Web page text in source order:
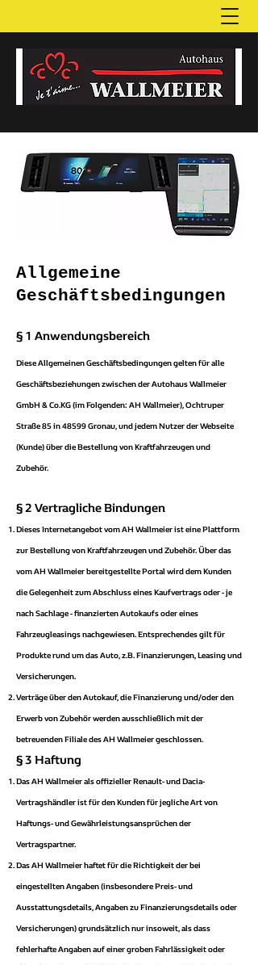
Allgemeine
Geschäftsbedingungen
§ 1 Anwendungsbereich
Diese Allgemeinen Geschäftsbedingungen gelten für alle
Geschäftsbeziehungen zwischen der Autohaus Wallmeier
GmbH & Co.KG (im Folgenden: AH Wallmeier), Ochtruper
Straße 85 in 48599 Gronau, und jedem Nutzer der Webseite
(Kunde) über die Bestellung von Kraftfahrzeugen und
Zubehör.
§ 2 Vertragliche Bindungen
Dieses Internetangebot vom AH Wallmeier ist eine Plattform
zur Bestellung von Kraftfahrzeugen und Zubehör. Über das
vom AH Wallmeier bereitgestellte Portal wird dem Kunden
die Gelegenheit zum Abschluss eines Kaufvertrags oder - je
nach Sachlage - finanzierten Autokaufs oder eines
Fahrzeugleasings nachgewiesen. Entsprechendes gilt für
Produkte rund um das Auto, z.B. Finanzierungen, Leasing und
Versicherungen.
Verträge über den Autokauf, die Finanzierung und/oder den
Erwerb von Zubehör werden ausschließlich mit der
betreuenden Filiale des AH Wallmeier geschlossen.
§ 3 Haftung
Das AH Wallmeier als offizieller Renault- und Dacia-
Vertragshändler ist für den Kunden für jegliche Art von
Haftungs- und Gewährleistungsansprüchen der
Vertragspartner.
Das AH Wallmeier haftet für die Richtigkeit der bei
eingestellten Angaben (insbesondere Preis- und
Ausstattungsdetails, Angaben zu Finanzierungsdetails oder
Versicherungen) grundsätzlich nur insoweit, als dass
fehlerhafte Angaben auf einer groben Fahrlässigkeit oder